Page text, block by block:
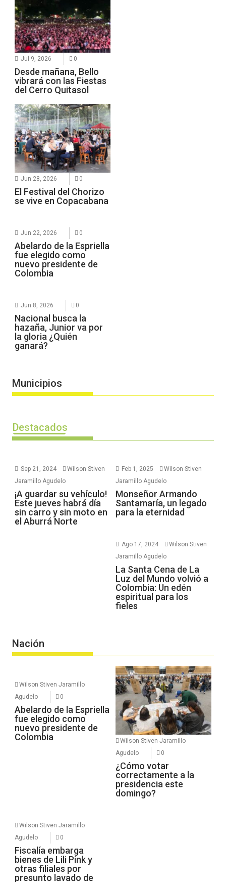
Jul 9, 2026 0
Desde mañana, Bello
vibrará con las Fiestas
del Cerro Quitasol
Jun 28, 2026 0
El Festival del Chorizo
se vive en Copacabana
Jun 22, 2026 0
Abelardo de la Espriella
fue elegido como
nuevo presidente de
Colombia
Jun 8, 2026 0
Nacional busca la
hazaña, Junior va por
la gloria ¿Quién
ganará?
Municipios
Destacados
Sep 21, 2024
Wilson Stiven
Jaramillo Agudelo
¡A guardar su vehículo!
Este jueves habrá día
sin carro y sin moto en
el Aburrá Norte
Feb 1, 2025
Wilson Stiven
Jaramillo Agudelo
Monseñor Armando
Santamaría, un legado
para la eternidad
Ago 17, 2024
Wilson Stiven
Jaramillo Agudelo
La Santa Cena de La
Luz del Mundo volvió a
Colombia: Un edén
espiritual para los
fieles
Nación
Wilson Stiven Jaramillo
Agudelo
0
Abelardo de la Espriella
fue elegido como
nuevo presidente de
Colombia
Wilson Stiven Jaramillo
Agudelo
0
¿Cómo votar
correctamente a la
presidencia este
domingo?
Wilson Stiven Jaramillo
Agudelo
0
Fiscalía embarga
bienes de Lili Pink y
otras filiales por
presunto lavado de